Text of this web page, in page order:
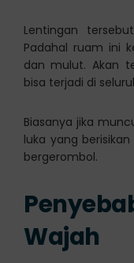
Lentingan
Padahal ruam ini
dan mulut. Akan
bisa terjadi di
Biasanya jika
luka yang
bergerombol.
Wajah